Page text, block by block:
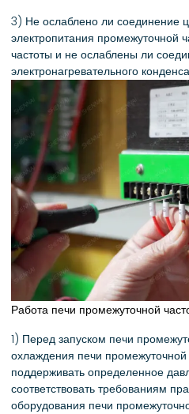
3) Не ослаблено ли соединение
электропитания промежуточной
частоты и не ослаблены ли
электронагревательного
Работа печи промежуточной
1) Перед запуском печи
охлаждения печи промежуточной
поддерживать определенное
соответствовать требованиям
оборудования печи